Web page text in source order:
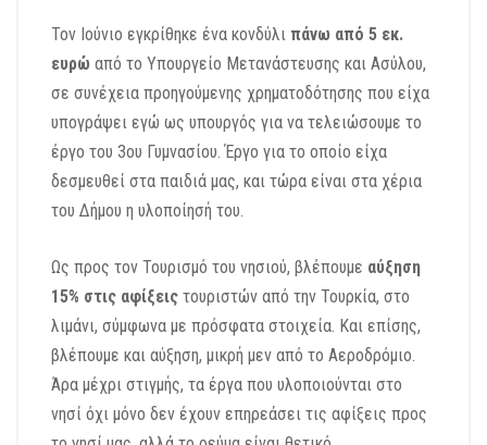
Τον Ιούνιο εγκρίθηκε ένα κονδύλι πάνω από 5 εκ.
ευρώ από το Υπουργείο Μετανάστευσης και Ασύλου,
σε συνέχεια προηγούμενης χρηματοδότησης που είχα
υπογράψει εγώ ως υπουργός για να τελειώσουμε το
έργο του 3ου Γυμνασίου. Έργο για το οποίο είχα
δεσμευθεί στα παιδιά μας, και τώρα είναι στα χέρια
του Δήμου η υλοποίησή του.
Ως προς τον Τουρισμό του νησιού, βλέπουμε αύξηση
15% στις αφίξεις τουριστών από την Τουρκία, στο
λιμάνι, σύμφωνα με πρόσφατα στοιχεία. Και επίσης,
βλέπουμε και αύξηση, μικρή μεν από το Αεροδρόμιο.
Άρα μέχρι στιγμής, τα έργα που υλοποιούνται στο
νησί όχι μόνο δεν έχουν επηρεάσει τις αφίξεις προς